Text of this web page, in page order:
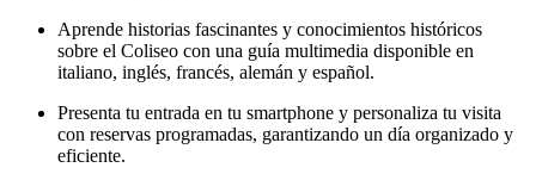
Aprende historias fascinantes y conocimientos históricos
sobre el Coliseo con una guía multimedia disponible en
italiano, inglés, francés, alemán y español.
Presenta tu entrada en tu smartphone y personaliza tu visita
con reservas programadas, garantizando un día organizado y
eficiente.